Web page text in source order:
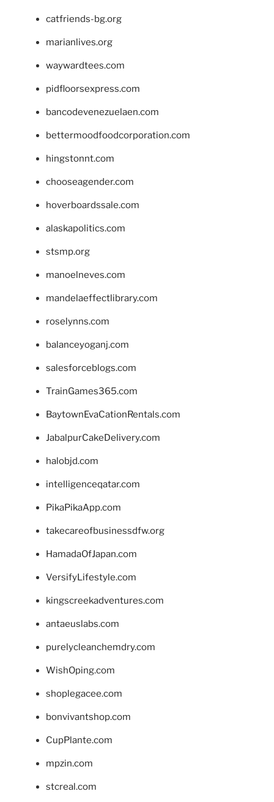
catfriends-bg.org
marianlives.org
waywardtees.com
pidfloorsexpress.com
bancodevenezuelaen.com
bettermoodfoodcorporation.com
hingstonnt.com
chooseagender.com
hoverboardssale.com
alaskapolitics.com
stsmp.org
manoelneves.com
mandelaeffectlibrary.com
roselynns.com
balanceyoganj.com
salesforceblogs.com
TrainGames365.com
BaytownEvaCationRentals.com
JabalpurCakeDelivery.com
halobjd.com
intelligenceqatar.com
PikaPikaApp.com
takecareofbusinessdfw.org
HamadaOfJapan.com
VersifyLifestyle.com
kingscreekadventures.com
antaeuslabs.com
purelycleanchemdry.com
WishOping.com
shoplegacee.com
bonvivantshop.com
CupPlante.com
mpzin.com
stcreal.com